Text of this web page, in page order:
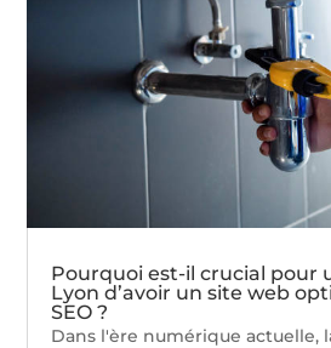
Pourquoi est-il crucial pour
Lyon d’avoir un site web
SEO ?
Dans l'ère numérique actuelle,